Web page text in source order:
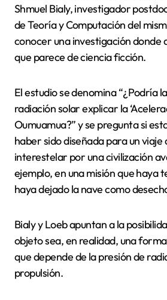
Shmuel Bialy, investigador
de Teoría y Computación del
conocer una investigación donde
que parece de ciencia ficción.
El estudio se denomina “¿Podría
radiación solar explicar la
Oumuamua?” y se pregunta si
haber sido diseñada para un
interestelar por una civilización
ejemplo, en una misión que haya
haya dejado la nave como
Bialy y Loeb apuntan a la
objeto sea, en realidad, una
que depende de la presión de
propulsión.